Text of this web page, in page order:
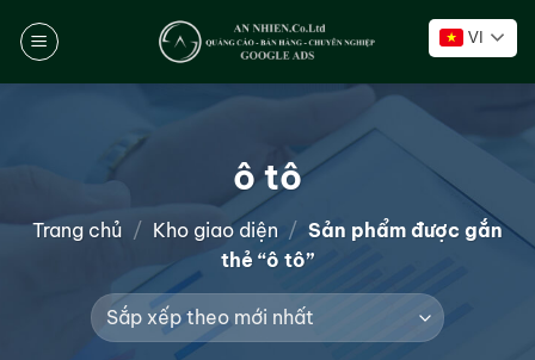
đến
VI
ô tô
Trang chủ / Kho giao diện / Sản phẩm được gắn
thẻ “ô tô”